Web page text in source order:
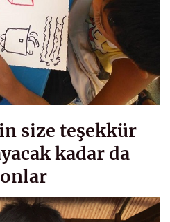
size teşekkür
kadar da